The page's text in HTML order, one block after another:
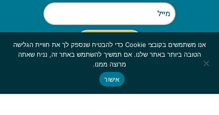
Scroll
to
top
אנו משתמשים בקובצי Cookie כדי להבטיח שנספק לך את חוויית הגלישה
הטובה ביותר באתר שלנו. אם תמשיך להשתמש באתר זה, נניח שאתה
מרוצה ממנו.
אישור